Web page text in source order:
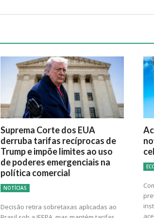
Suprema Corte dos EUA
derruba tarifas recíprocas de
Trump e impõe limites ao uso
de poderes emergenciais na
política comercial
NOTÍCIAS
Decisão retira sobretaxas aplicadas ao